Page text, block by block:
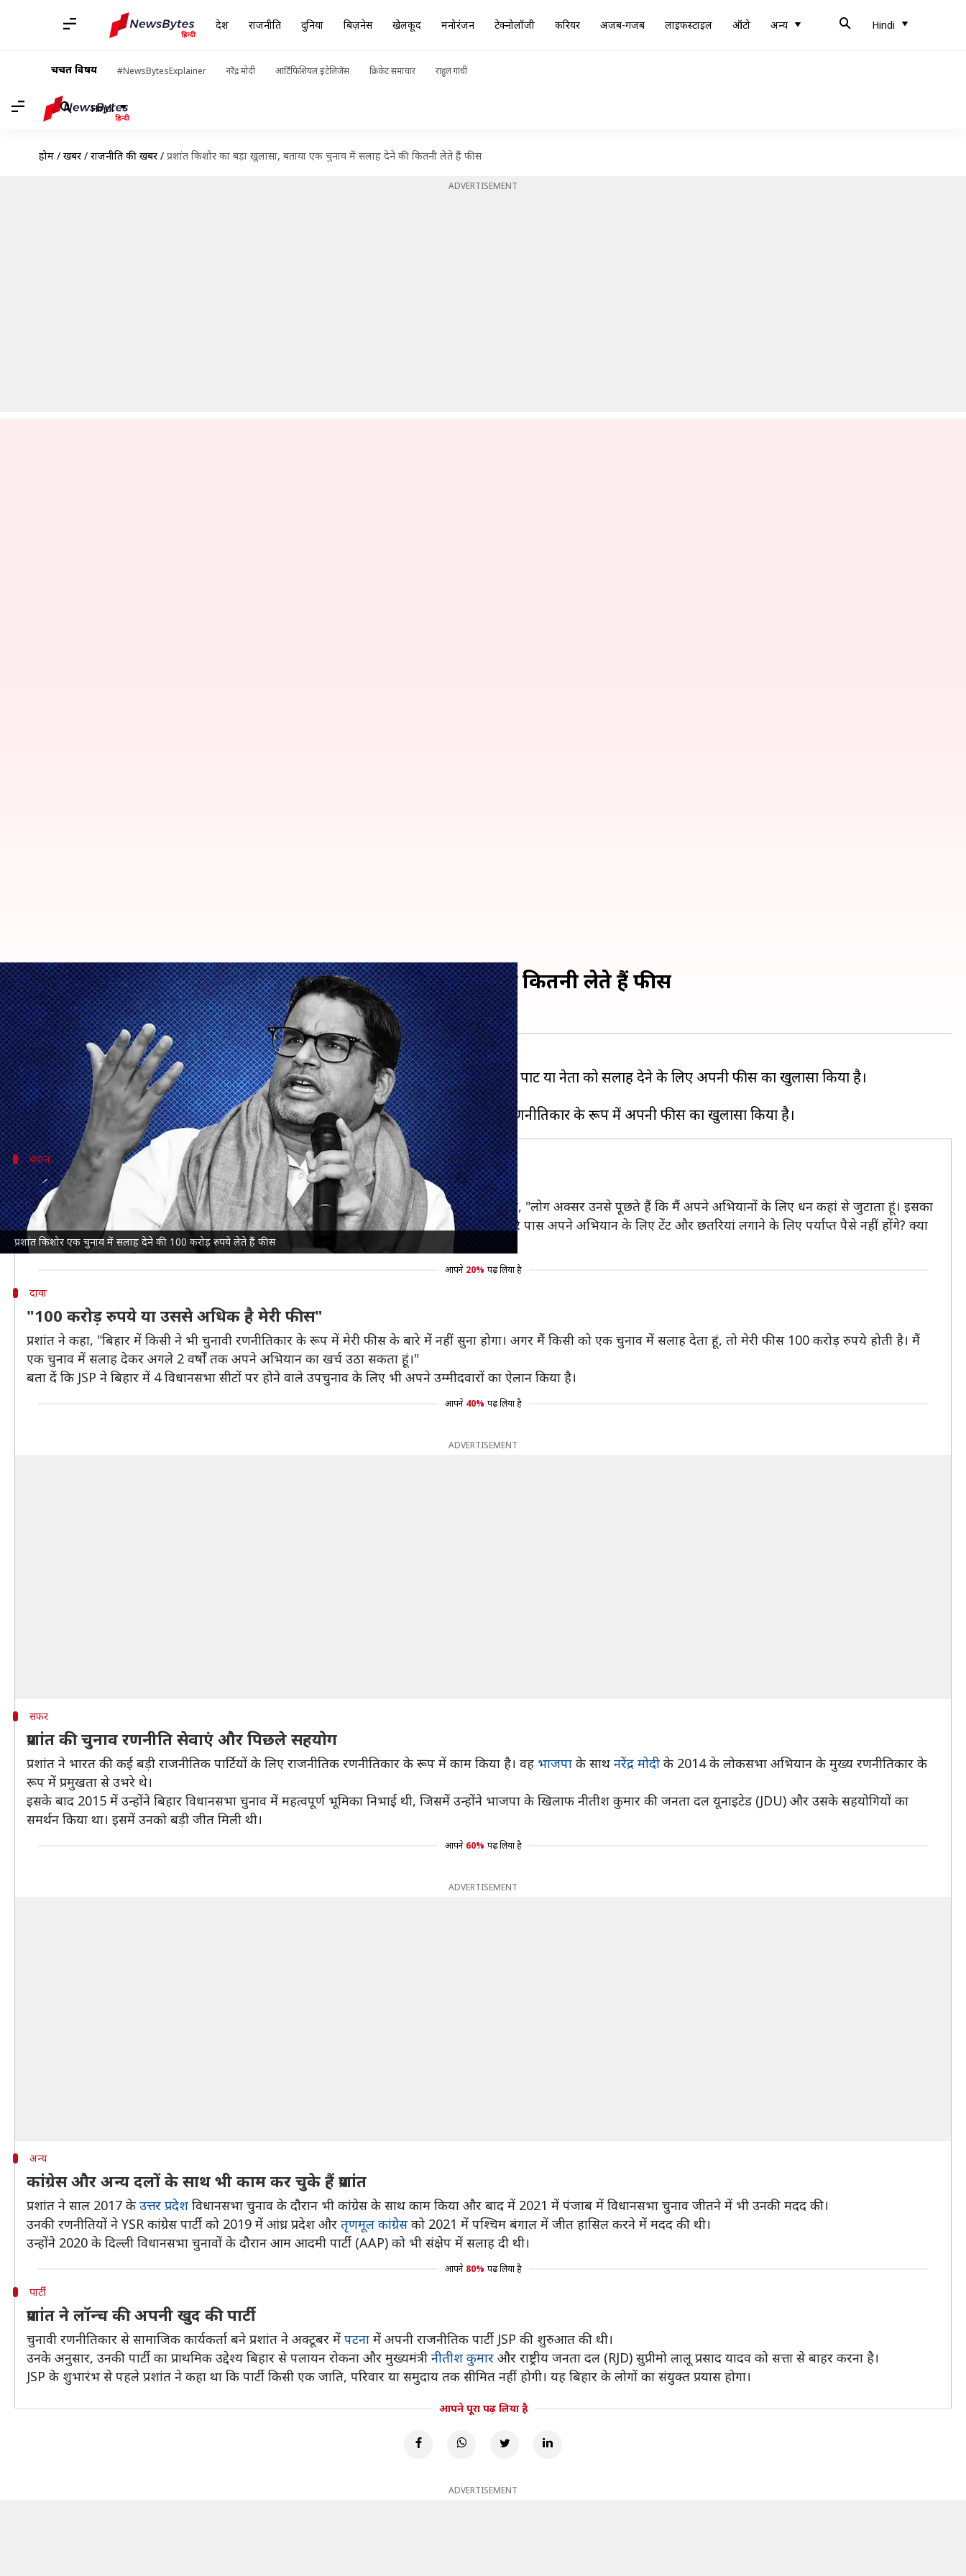
देश राजनीति दुनिया बिज़नेस खेलकूद मनोरंजन टेक्नोलॉजी करियर अजब-गजब लाइफस्टाइल ऑटो अन्य Hindi
चर्चित विषय #NewsBytesExplainer नरेंद्र मोदी आर्टिफिशियल इंटेलिजेंस क्रिकेट समाचार राहुल गांधी
Hindi
होम / खबरें / राजनीति की खबरें / प्रशांत किशोर का बड़ा खुलासा, बताया एक चुनाव में सलाह देने की कितनी लेते हैं फीस
ADVERTISEMENT
प्रशांत किशोर एक चुनाव में सलाह देने की 100 करोड़ रुपये लेते हैं फीस
प्रशांत किशोर का बड़ा खुलासा, बताया एक चुनाव में सलाह देने की कितनी लेते हैं फीस
लेखन भारत शर्मा Nov 02, 2024 02:34 pm
क्या है खबर?
जन सुराज पार्टी (JSP) के संयोजक और पूर्व चुनावी रणनीतिकार प्रशांत किशोरने एक चुनाव में किसी पार्टी या नेता को सलाह देने के लिए अपनी फीस का खुलासा किया है।
उन्होंने बताया कि वह एक चुनाव में सलाह देने के लिए 100 करोड़ रुपये तक की फीस वसूलते हैं।
उन्होंने 31 अक्टूबर कोबिहार
बयान
प्रशांत ने क्या दिया बयान?
बेलागंज में एक कार्यक्रम में मुस्लिम समुदाय सहित उपस्थित जनसमूह को संबोधित करते हुए प्रशांत ने कहा, "लोग अक्सर उनसे पूछते हैं कि मैं अपने अभियानों के लिए धन कहां से जुटाता हूं। इसका
जवाब यह है कि विभिन्न राज्यों में 10 सरकारें मेरी रणनीतियों पर चल रही हैं। क्या आपको लगता है कि मेरे पास अपने अभियान के लिए टेंट और छतरियां लगाने के लिए पर्याप्त पैसे नहीं होंगे? क्या
आपको लगता है कि मैं इतना कमज़ोर हूं?"
आपने 20% पढ़ लिया है
दावा
"100 करोड़ रुपये या उससे अधिक है मेरी फीस"
प्रशांत ने कहा, "बिहार में किसी ने भी चुनावी रणनीतिकार के रूप में मेरी फीस के बारे में नहीं सुना होगा। अगर मैं किसी को एक चुनाव में सलाह देता हूं, तो मेरी फीस 100 करोड़ रुपये होती है। मैं
एक चुनाव में सलाह देकर अगले 2 वर्षों तक अपने अभियान का खर्च उठा सकता हूं।"
बता दें कि JSP ने बिहार में 4 विधानसभा सीटों पर होने वाले उपचुनाव के लिए भी अपने उम्मीदवारों का ऐलान किया है।
आपने 40% पढ़ लिया है
ADVERTISEMENT
सफर
प्रशांत की चुनाव रणनीति सेवाएं और पिछले सहयोग
प्रशांत ने भारत की कई बड़ी राजनीतिक पार्टियों के लिए राजनीतिक रणनीतिकार के रूप में काम किया है। वह भाजपा के साथ नरेंद्र मोदी के 2014 के लोकसभा अभियान के मुख्य रणनीतिकार के
रूप में प्रमुखता से उभरे थे।
इसके बाद 2015 में उन्होंने बिहार विधानसभा चुनाव में महत्वपूर्ण भूमिका निभाई थी, जिसमें उन्होंने भाजपा के खिलाफ नीतीश कुमार की जनता दल यूनाइटेड (JDU) और उसके सहयोगियों का
समर्थन किया था। इसमें उनको बड़ी जीत मिली थी।
आपने 60% पढ़ लिया है
ADVERTISEMENT
अन्य
कांग्रेस और अन्य दलों के साथ भी काम कर चुके हैं प्रशांत
प्रशांत ने साल 2017 के उत्तर प्रदेश विधानसभा चुनाव के दौरान भी कांग्रेस के साथ काम किया और बाद में 2021 में पंजाब में विधानसभा चुनाव जीतने में भी उनकी मदद की।
उनकी रणनीतियों ने YSR कांग्रेस पार्टी को 2019 में आंध्र प्रदेश और तृणमूल कांग्रेसको 2021 में पश्चिम बंगाल में जीत हासिल करने में मदद की थी।
उन्होंने 2020 के दिल्ली विधानसभा चुनावों के दौरान आम आदमी पार्टी (AAP) को भी संक्षेप में सलाह दी थी।
आपने 80% पढ़ लिया है
पार्टी
प्रशांत ने लॉन्च की अपनी खुद की पार्टी
चुनावी रणनीतिकार से सामाजिक कार्यकर्ता बने प्रशांत ने अक्टूबर में पटना में अपनी राजनीतिक पार्टी JSP की शुरुआत की थी।
उनके अनुसार, उनकी पार्टी का प्राथमिक उद्देश्य बिहार से पलायन रोकना और मुख्यमंत्री नीतीश कुमार और राष्ट्रीय जनता दल (RJD) सुप्रीमो लालू प्रसाद यादव को सत्ता से बाहर करना है।
JSP के शुभारंभ से पहले प्रशांत ने कहा था कि पार्टी किसी एक जाति, परिवार या समुदाय तक सीमित नहीं होगी। यह बिहार के लोगों का संयुक्त प्रयास होगा।
आपने पूरा पढ़ लिया है
ADVERTISEMENT